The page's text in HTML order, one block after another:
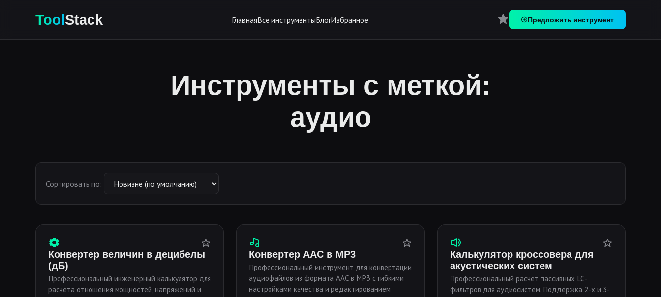
ToolStack ГлавнаяВсе инструментыБлогИзбранное Перейти в Избранное
Предложить инструмент
Инструменты с меткой:
аудио
Сортировать по:
Конвертер величин в децибелы
(дБ)
Профессиональный инженерный калькулятор для
расчета отношения мощностей, напряжений и
Конвертер AAC в MP3
Профессиональный инструмент для конвертации
аудиофайлов из формата AAC в MP3 с гибкими
настройками качества и редактированием
Калькулятор кроссовера для
акустических систем
Профессиональный расчет пассивных LC-
фильтров для аудиосистем. Поддержка 2-х и 3-